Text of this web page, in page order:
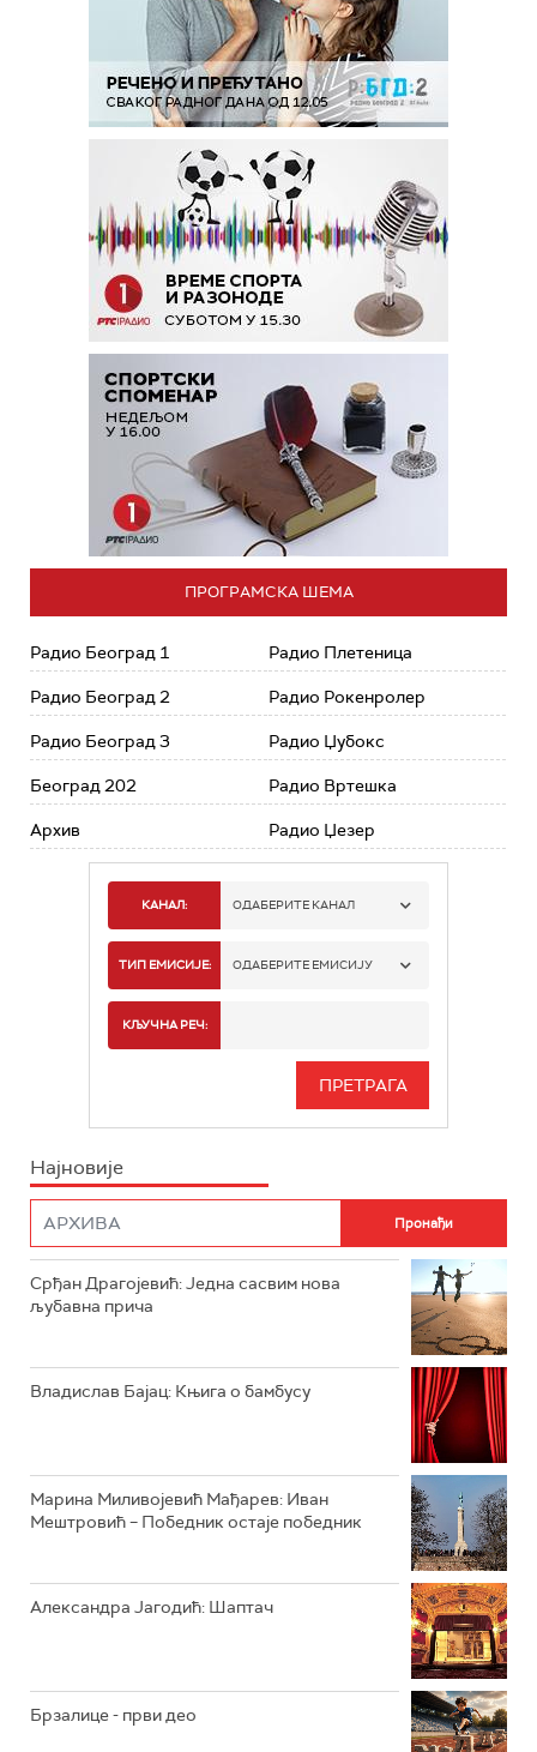
ПРОГРАМСКА ШЕМА
Радио Београд 1
Радио Београд 2
Радио Београд 3
Београд 202
Архив
Радио Плетеница
Радио Рокенролер
Радио Џубокс
Радио Вртешка
Радио Џезер
КАНАЛ: ОДАБЕРИТЕ КАНАЛ
РАДИО БЕОГРАД 1
РАДИО БЕОГРАД 3
РАДИО РОКЕНРОЛЕР
ТИП ЕМИСИЈЕ: ОДАБЕРИТЕ ЕМИСИЈУ
ИНФО
КЉУЧНА РЕЧ:
Најновије
Срђан Драгојевић: Једна сасвим нова
љубавна прича
Владислав Бајац: Књига о бамбусу
Марина Миливојевић Мађарев: Иван
Мештровић – Победник остаје победник
Александра Јагодић: Шаптач
Брзалице - први део